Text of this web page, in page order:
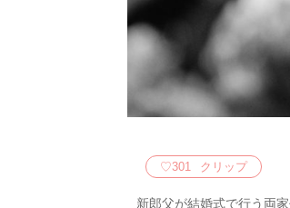
♡301 クリップ
新郎父が結婚式で行う両